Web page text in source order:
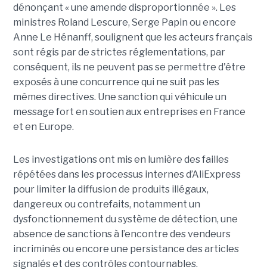
dénonçant « une amende disproportionnée ». Les
ministres Roland Lescure, Serge Papin ou encore
Anne Le Hénanff, soulignent que les acteurs français
sont régis par de strictes réglementations, par
conséquent, ils ne peuvent pas se permettre d'être
exposés à une concurrence qui ne suit pas les
mêmes directives. Une sanction qui véhicule un
message fort en soutien aux entreprises en France
et en Europe.
Les investigations ont mis en lumière des failles
répétées dans les processus internes d’AliExpress
pour limiter la diffusion de produits illégaux,
dangereux ou contrefaits, notamment un
dysfonctionnement du système de détection, une
absence de sanctions à l’encontre des vendeurs
incriminés ou encore une persistance des articles
signalés et des contrôles contournables.